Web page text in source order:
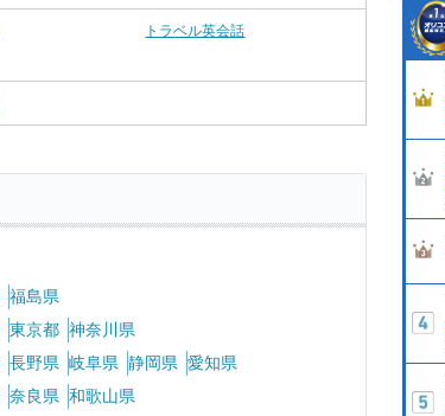
トラベル英会話
福島県
東京都 神奈川県
長野県 岐阜県 静岡県 愛知県
奈良県 和歌山県